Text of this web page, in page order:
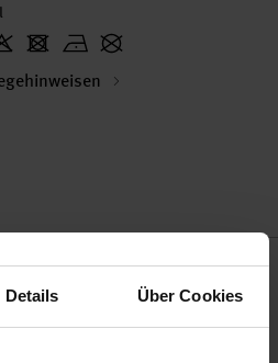
Details Über Cookies